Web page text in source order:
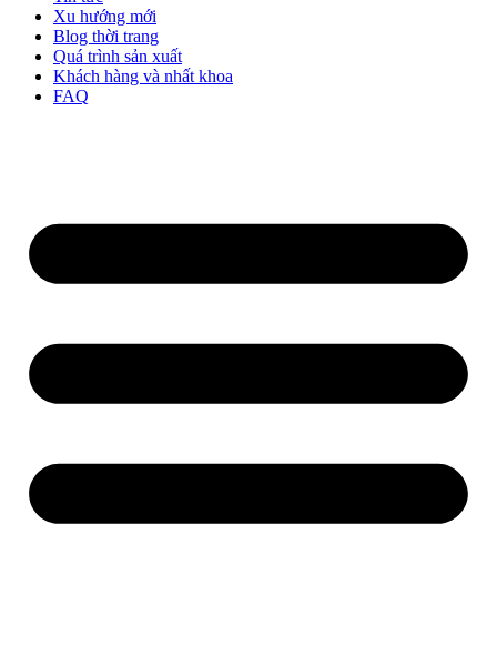
Xu hướng mới
Blog thời trang
Quá trình sản xuất
Khách hàng và nhất khoa
FAQ